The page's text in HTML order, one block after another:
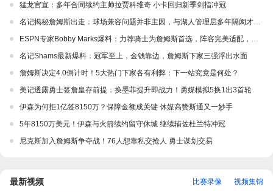
猛龙官宣：多年合同续约主帅拉贾科维奇 小卡回归新季剑指冲冠
名记揭秘詹姆斯出走：球场兼容问题并非主因，与湖人管理层多年隔阂才是真正导火索
ESPN专家Bobby Marks爆料：力荐骑士为詹姆斯首选，阵容完美适配，家乡情怀加分
名记Shams最新爆料：冠军至上，金钱靠边，詹姆斯下家三强浮出水面
詹姆斯决定4.0倒计时！5大热门下家各有利弊：下一站究竟是何处？
美记透露勇士签詹皇存前提：换墨菲提升即战力！勇媒模拟5换1出3首轮
伊森为何拒1亿签8150万？保障金额成关键 休媒高赞斯通又一妙手
5年8150万美元！伊森与火箭续约留守休城 继续辅佐杜兰特冲冠
尼克斯加入詹姆斯争夺战！76人想靠私交抢人 勇士谋划交易
最新视频 视频集锦
比赛录像